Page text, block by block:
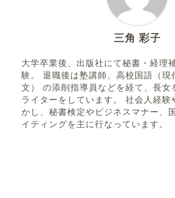
三角 彩子
大学卒業後、出版社にて秘書・経理
験。 退職後は塾講師、高校国語（現
文） の添削指導員などを経て、長女
ライターをしています。 社会人経験
かし、秘書検定やビジネスマナー、
イティングを主に行なっています。